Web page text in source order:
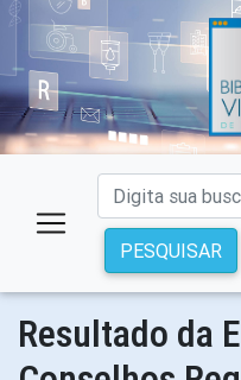
PESQUISAR
Resultado da